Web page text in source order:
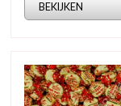
BEKIJKEN